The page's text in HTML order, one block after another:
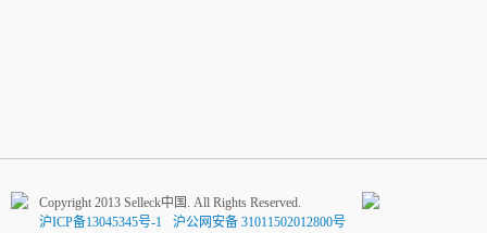
Copyright 2013 Selleck中国. All Rights Reserved.
沪ICP备13045345号-1
沪公网安备 31011502012800号